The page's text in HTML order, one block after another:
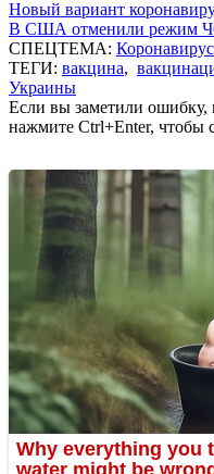
Новый вариант
В США отменили режим
СПЕЦТЕМА: Коронавирус
ТЕГИ: вакцина,
Украины
Если вы заметили ошибку,
нажмите Ctrl+Enter, чтобы